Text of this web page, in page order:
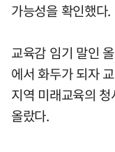
가능성을 확인했다.
교육감 임기 말인
에서 화두가 되자
지역 미래교육의
올랐다.